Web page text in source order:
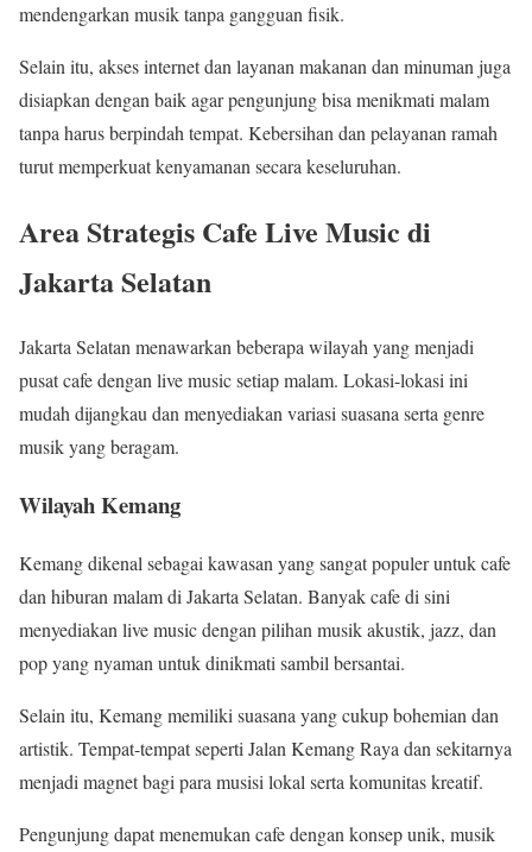
mendengarkan musik tanpa gangguan fisik.
Selain itu, akses internet dan layanan makanan dan minuman juga
disiapkan dengan baik agar pengunjung bisa menikmati malam
tanpa harus berpindah tempat. Kebersihan dan pelayanan ramah
turut memperkuat kenyamanan secara keseluruhan.
Area Strategis Cafe Live Music di
Jakarta Selatan
Jakarta Selatan menawarkan beberapa wilayah yang menjadi
pusat cafe dengan live music setiap malam. Lokasi-lokasi ini
mudah dijangkau dan menyediakan variasi suasana serta genre
musik yang beragam.
Wilayah Kemang
Kemang dikenal sebagai kawasan yang sangat populer untuk cafe
dan hiburan malam di Jakarta Selatan. Banyak cafe di sini
menyediakan live music dengan pilihan musik akustik, jazz, dan
pop yang nyaman untuk dinikmati sambil bersantai.
Selain itu, Kemang memiliki suasana yang cukup bohemian dan
artistik. Tempat-tempat seperti Jalan Kemang Raya dan sekitarnya
menjadi magnet bagi para musisi lokal serta komunitas kreatif.
Pengunjung dapat menemukan cafe dengan konsep unik, musik